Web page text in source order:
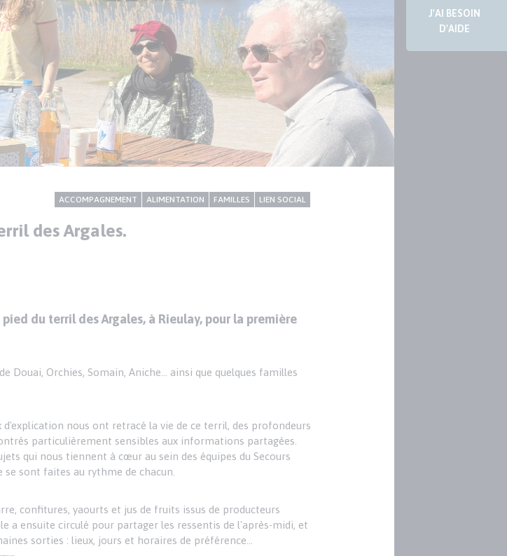
CONTENU
Thème
ACCOMPAGNEMENT ALIMENTATION FAMILLES LIEN SOCIAL
des Argales.
du terril des Argales, à Rieulay, pour la première
Douai, Orchies, Somain, Aniche… ainsi que quelques familles
nous ont retracé la vie de ce terril, des profondeurs
particulièrement sensibles aux informations partagées.
qui nous tiennent à cœur au sein des équipes du Secours
sont faites au rythme de chacun.
confitures, yaourts et jus de fruits issus de producteurs
a ensuite circulé pour partager les ressentis de l'après-midi, et
sorties : lieux, jours et horaires de préférence…
J'AI BESOIN
D'AIDE